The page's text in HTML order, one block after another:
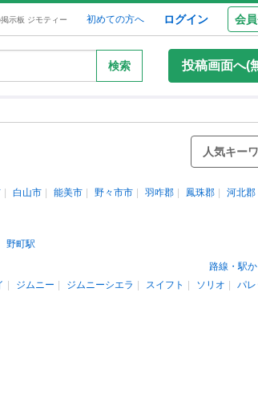
示板 ジモティー 初めての方へ ログイン 会
検索 投稿画面へ(
人気キー
白山市 能美市 野々市市 羽咋郡 鳳珠郡
河北郡
野町駅
路線・駅
ジムニー ジムニーシエラ スイフト ソリオ
パレ